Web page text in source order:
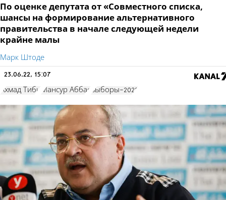
По оценке депутата от «Совместного списка,
шансы на формирование альтернативного
правительства в начале следующей недели
крайне малы
Марк Штоде
23.06.22, 15:07
Ахмад Тиби Мансур Аббас выборы-2022